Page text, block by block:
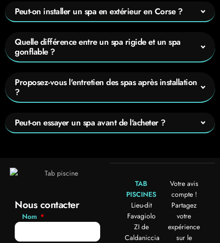
Peut-on installer un spa en extérieur en Corse ?
Quelle différence entre un spa rigide et un spa
gonflable ?
Proposez-vous l'entretien des spas après installation
?
Peut-on essayer un spa avant de l'acheter ?
Nous contacter
Nom
TAB
PISCINES
Lieu-dit
Favagiolo
ZI de
Caldaniccia
Votre avis
compte !
Partagez
votre
expérience
sur le